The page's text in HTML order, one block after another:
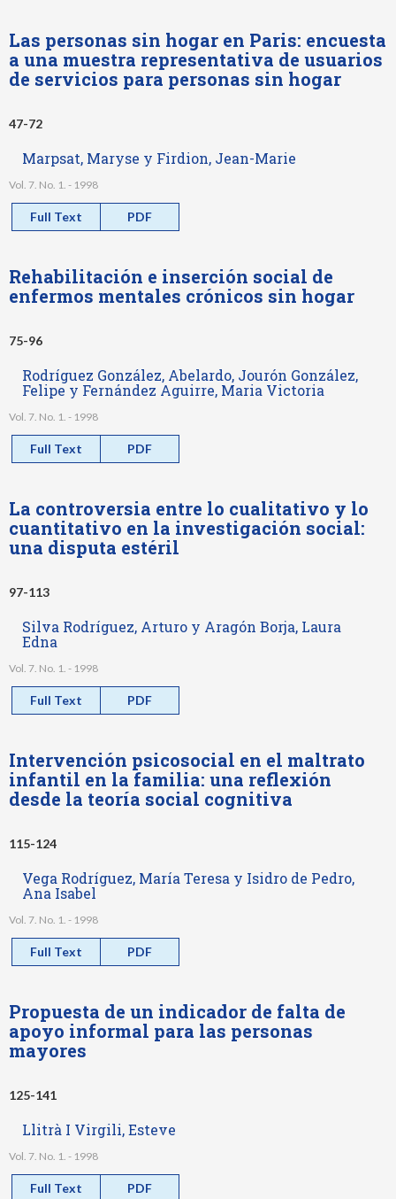
Las personas sin hogar en Paris: encuesta
a una muestra representativa de usuarios
de servicios para personas sin hogar
47-72
Marpsat, Maryse y Firdion, Jean-Marie
Vol. 7. No. 1. - 1998
Full Text PDF
Rehabilitación e inserción social de
enfermos mentales crónicos sin hogar
75-96
Rodríguez González, Abelardo, Jourón González,
Felipe y Fernández Aguirre, Maria Victoria
Vol. 7. No. 1. - 1998
Full Text PDF
La controversia entre lo cualitativo y lo
cuantitativo en la investigación social:
una disputa estéril
97-113
Silva Rodríguez, Arturo y Aragón Borja, Laura
Edna
Vol. 7. No. 1. - 1998
Full Text PDF
Intervención psicosocial en el maltrato
infantil en la familia: una reflexión
desde la teoría social cognitiva
115-124
Vega Rodríguez, María Teresa y Isidro de Pedro,
Ana Isabel
Vol. 7. No. 1. - 1998
Full Text PDF
Propuesta de un indicador de falta de
apoyo informal para las personas
mayores
125-141
Llitrà I Virgili, Esteve
Vol. 7. No. 1. - 1998
Full Text PDF